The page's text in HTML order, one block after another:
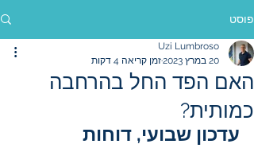
פוסט
האם הפד החל בהרחבה
כמותית?
Uzi Lumbroso
20 במרץ 2023
זמן קריאה 4 דקות
עדכון שבועי, דוחות